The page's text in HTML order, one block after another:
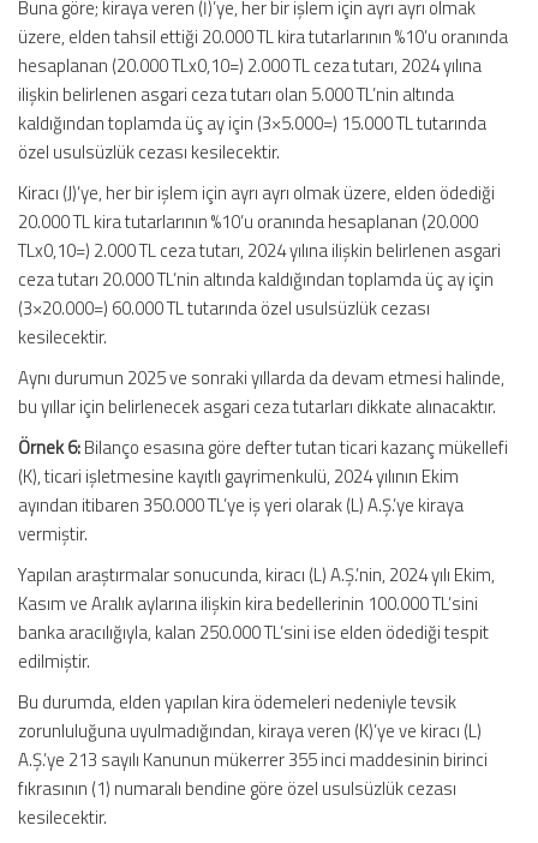
Buna göre; kiraya veren (İ)’ye, her bir işlem için ayrı ayrı olmak
üzere, elden tahsil ettiği 20.000 TL kira tutarlarının %10’u oranında
hesaplanan (20.000 TLx0,10=) 2.000 TL ceza tutarı, 2024 yılına
ilişkin belirlenen asgari ceza tutarı olan 5.000 TL’nin altında
kaldığından toplamda üç ay için (3×5.000=) 15.000 TL tutarında
özel usulsüzlük cezası kesilecektir.
Kiracı (J)’ye, her bir işlem için ayrı ayrı olmak üzere, elden ödediği
20.000 TL kira tutarlarının %10’u oranında hesaplanan (20.000
TLx0,10=) 2.000 TL ceza tutarı, 2024 yılına ilişkin belirlenen asgari
ceza tutarı 20.000 TL’nin altında kaldığından toplamda üç ay için
(3×20.000=) 60.000 TL tutarında özel usulsüzlük cezası
kesilecektir.
Aynı durumun 2025 ve sonraki yıllarda da devam etmesi halinde,
bu yıllar için belirlenecek asgari ceza tutarları dikkate alınacaktır.
Örnek 6:Bilanço esasına göre defter tutan ticari kazanç mükellefi
(K), ticari işletmesine kayıtlı gayrimenkulü, 2024 yılının Ekim
ayından itibaren 350.000 TL’ye iş yeri olarak (L) A.Ş.’ye kiraya
vermiştir.
Yapılan araştırmalar sonucunda, kiracı (L) A.Ş.’nin, 2024 yılı Ekim,
Kasım ve Aralık aylarına ilişkin kira bedellerinin 100.000 TL’sini
banka aracılığıyla, kalan 250.000 TL’sini ise elden ödediği tespit
edilmiştir.
Bu durumda, elden yapılan kira ödemeleri nedeniyle tevsik
zorunluluğuna uyulmadığından, kiraya veren (K)’ye ve kiracı (L)
A.Ş.’ye 213 sayılı Kanunun mükerrer 355 inci maddesinin birinci
fıkrasının (1) numaralı bendine göre özel usulsüzlük cezası
kesilecektir.